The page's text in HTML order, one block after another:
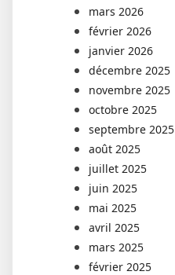
mars 2026
février 2026
janvier 2026
décembre 2025
novembre 2025
octobre 2025
septembre 2025
août 2025
juillet 2025
juin 2025
mai 2025
avril 2025
mars 2025
février 2025